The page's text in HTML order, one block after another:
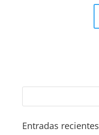
Entradas recientes